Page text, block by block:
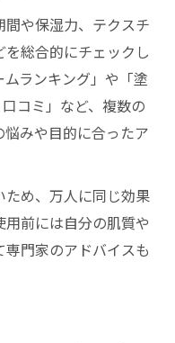
や保湿力、テクスチ
総合的にチェックし
ランキング」や「塗
コミ」など、複数の
みや目的に合ったア
ため、万人に同じ効果
前には自分の肌質や
門家のアドバイスも